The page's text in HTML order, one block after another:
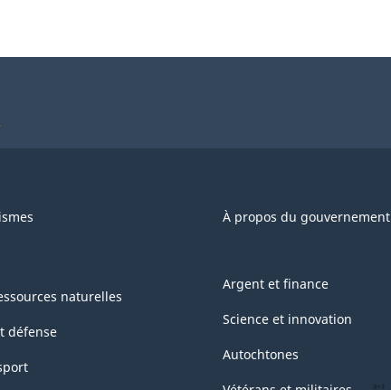
À propos du gouvernement
naturelles
défense
Argent et finance
Science et innovation
Autochtones